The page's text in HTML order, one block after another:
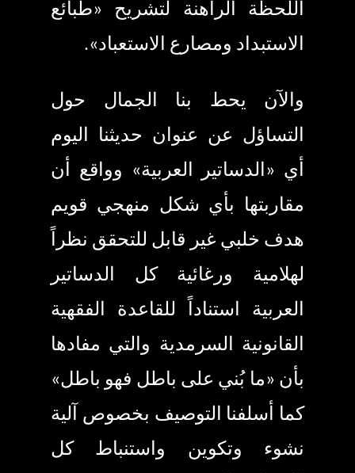
اللحظة الراهنة لتشريح «طبائع
الاستبداد ومصارع الاستعباد».
والآن يحط بنا الجمال حول
التساؤل عن عنوان حديثنا اليوم
أي «الدساتير العربية» وواقع أن
مقاربتها بأي شكل منهجي قويم
هدف خلبي غير قابل للتحقق نظراً
لهلامية ورغائية كل الدساتير
العربية استناداً للقاعدة الفقهية
القانونية السرمدية والتي مفادها
بأن «ما بُني على باطل فهو باطل»
كما أسلفنا التوصيف بخصوص آلية
نشوء وتكوين واستنباط كل